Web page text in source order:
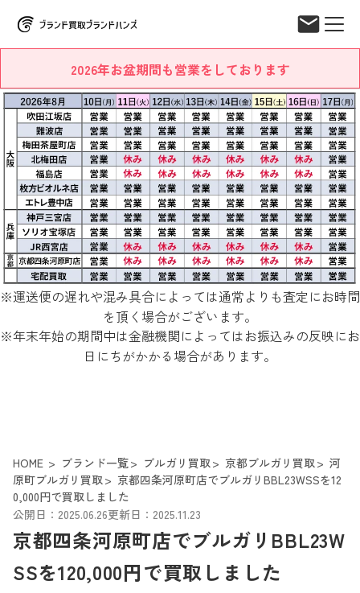
2026年お盆期間も営業をしております
※運送便の遅れや混み具合によっては通常よりも査定にお時間
を頂く場合がございます。
※年末年始の期間中は金融機関によってはお振込みの反映にお
日にちがかかる場合があります。
HOME ブランド一覧 ブルガリ買取 京都ブルガリ買取
河
原町ブルガリ買取
京都四条河原町店でブルガリBBL23WSSを12
0,000円で買取しました
公開日：2025.06.26更新日：2025.11.23
京都四条河原町店でブルガリBBL23W
SSを120,000円で買取しました